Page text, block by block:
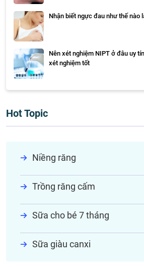
Nhận biết ngực đau như thế nào
Nên xét nghiệm NIPT ở đâu uy
xét nghiệm tốt
Hot Topic
Niềng răng
Trồng răng cấm
Sữa cho bé 7 tháng
Sữa giàu canxi